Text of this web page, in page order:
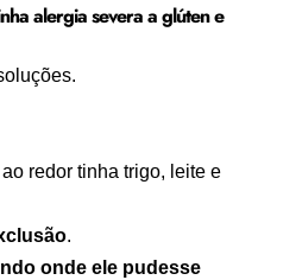
alergia severa a glúten e
redor tinha trigo, leite e
.
onde ele pudesse